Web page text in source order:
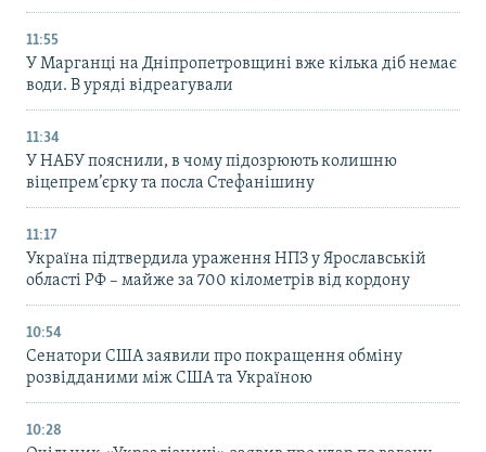
11:55
У Марганці на Дніпропетровщині вже кілька діб немає
води. В уряді відреагували
11:34
У НАБУ пояснили, в чому підозрюють колишню
віцепрем’єрку та посла Стефанішину
11:17
Україна підтвердила ураження НПЗ у Ярославській
області РФ – майже за 700 кілометрів від кордону
10:54
Сенатори США заявили про покращення обміну
розвідданими між США та Україною
10:28